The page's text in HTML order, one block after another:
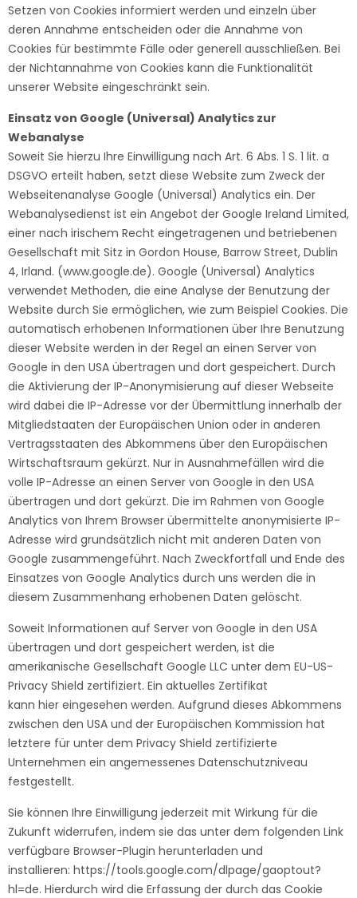
Setzen von Cookies informiert werden und einzeln über
deren Annahme entscheiden oder die Annahme von
Cookies für bestimmte Fälle oder generell ausschließen. Bei
der Nichtannahme von Cookies kann die Funktionalität
unserer Website eingeschränkt sein.
Einsatz von Google (Universal) Analytics zur
Webanalyse
Soweit Sie hierzu Ihre Einwilligung nach Art. 6 Abs. 1 S. 1 lit. a
DSGVO erteilt haben, setzt diese Website zum Zweck der
Webseitenanalyse Google (Universal) Analytics ein. Der
Webanalysedienst ist ein Angebot der Google Ireland Limited,
einer nach irischem Recht eingetragenen und betriebenen
Gesellschaft mit Sitz in Gordon House, Barrow Street, Dublin
4, Irland. (www.google.de). Google (Universal) Analytics
verwendet Methoden, die eine Analyse der Benutzung der
Website durch Sie ermöglichen, wie zum Beispiel Cookies. Die
automatisch erhobenen Informationen über Ihre Benutzung
dieser Website werden in der Regel an einen Server von
Google in den USA übertragen und dort gespeichert. Durch
die Aktivierung der IP-Anonymisierung auf dieser Webseite
wird dabei die IP-Adresse vor der Übermittlung innerhalb der
Mitgliedstaaten der Europäischen Union oder in anderen
Vertragsstaaten des Abkommens über den Europäischen
Wirtschaftsraum gekürzt. Nur in Ausnahmefällen wird die
volle IP-Adresse an einen Server von Google in den USA
übertragen und dort gekürzt. Die im Rahmen von Google
Analytics von Ihrem Browser übermittelte anonymisierte IP-
Adresse wird grundsätzlich nicht mit anderen Daten von
Google zusammengeführt. Nach Zweckfortfall und Ende des
Einsatzes von Google Analytics durch uns werden die in
diesem Zusammenhang erhobenen Daten gelöscht.
Soweit Informationen auf Server von Google in den USA
übertragen und dort gespeichert werden, ist die
amerikanische Gesellschaft Google LLC unter dem EU-US-
Privacy Shield zertifiziert. Ein aktuelles Zertifikat
kann hier eingesehen werden. Aufgrund dieses Abkommens
zwischen den USA und der Europäischen Kommission hat
letztere für unter dem Privacy Shield zertifizierte
Unternehmen ein angemessenes Datenschutzniveau
festgestellt.
Sie können Ihre Einwilligung jederzeit mit Wirkung für die
Zukunft widerrufen, indem sie das unter dem folgenden Link
verfügbare Browser-Plugin herunterladen und
installieren: https://tools.google.com/dlpage/gaoptout?
hl=de. Hierdurch wird die Erfassung der durch das Cookie